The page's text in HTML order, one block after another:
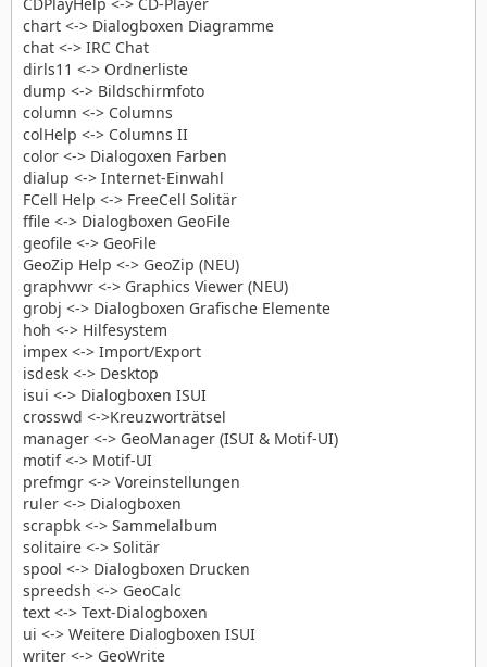
chart <-> Dialogboxen Diagramme
chat <-> IRC Chat
dirls11 <-> Ordnerliste
dump <-> Bildschirmfoto
column <-> Columns
colHelp <-> Columns II
color <-> Dialogoxen Farben
dialup <-> Internet-Einwahl
FCell Help <-> FreeCell Solitär
ffile <-> Dialogboxen GeoFile
geofile <-> GeoFile
GeoZip Help <-> GeoZip (NEU)
graphvwr <-> Graphics Viewer (NEU)
grobj <-> Dialogboxen Grafische Elemente
hoh <-> Hilfesystem
impex <-> Import/Export
isdesk <-> Desktop
isui <-> Dialogboxen ISUI
crosswd <->Kreuzworträtsel
manager <-> GeoManager (ISUI & Motif-UI)
motif <-> Motif-UI
prefmgr <-> Voreinstellungen
ruler <-> Dialogboxen
scrapbk <-> Sammelalbum
solitaire <-> Solitär
spool <-> Dialogboxen Drucken
spreedsh <-> GeoCalc
text <-> Text-Dialogboxen
ui <-> Weitere Dialogboxen ISUI
writer <-> GeoWrite